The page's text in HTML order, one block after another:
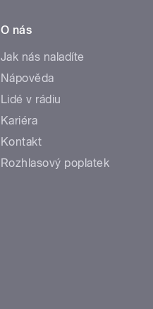
O nás
Jak nás naladíte
Nápověda
Lidé v rádiu
Kariéra
Kontakt
Rozhlasový poplatek